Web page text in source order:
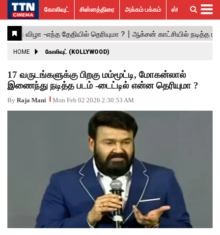
கோலிவுட்
சின்னத்திரை
பாலிவுட்
ஹாலிவுட்
அக்கம்
பக்கம்
ஸ்பெஷல்
ஸ்டோரீஸ்
விமர்சனம்
GALLERY
ACTRESS
MOVIESTILLS
EVENTS
VIDEOS
What’s
Hot
Trending
News
கோலிவுட் சின்னத்திரை அக்கம் பக்கம் ஸ்பெஷல் ஸ்டோரீஸ்
HOME கோலிவுட் (KOLLYWOOD)
17 வருடங்களுக்கு பிறகு மம்மூட்டி, மோகன்லால்
இணைந்து நடித்த படம் -டைட்டில் என்ன தெரியுமா ?
By Raja Mani Mon Feb 02 2026 2:30:53 AM